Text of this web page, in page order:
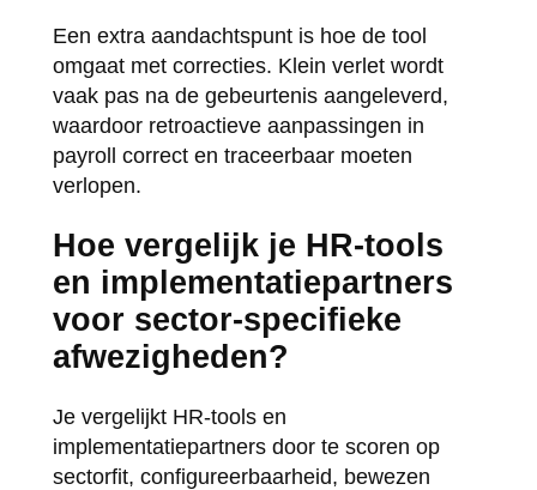
Een extra aandachtspunt is hoe de tool
omgaat met correcties. Klein verlet wordt
vaak pas na de gebeurtenis aangeleverd,
waardoor retroactieve aanpassingen in
payroll correct en traceerbaar moeten
verlopen.
Hoe vergelijk je HR-tools
en implementatiepartners
voor sector-specifieke
afwezigheden?
Je vergelijkt HR-tools en
implementatiepartners door te scoren op
sectorfit, configureerbaarheid, bewezen